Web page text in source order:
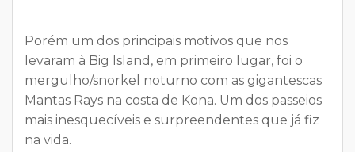
Porém um dos principais motivos que nos
levaram à Big Island, em primeiro lugar, foi o
mergulho/snorkel noturno com as gigantescas
Mantas Rays na costa de Kona. Um dos passeios
mais inesquecíveis e surpreendentes que já fiz
na vida.